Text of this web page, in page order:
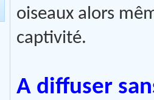
oiseaux alors
captivité.
A diffuser